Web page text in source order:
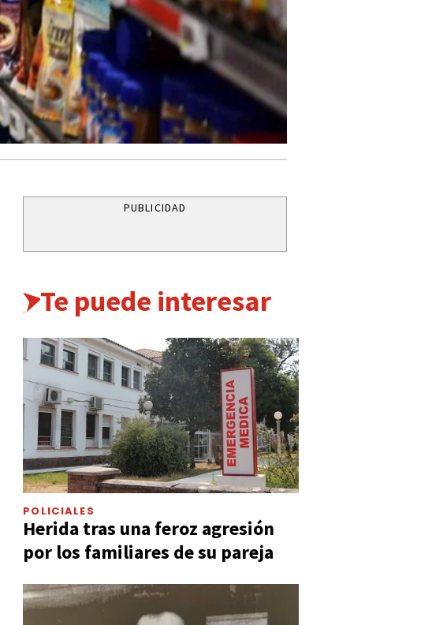
PUBLICIDAD
Te puede interesar
POLICIALES
Herida tras una feroz agresión
por los familiares de su pareja